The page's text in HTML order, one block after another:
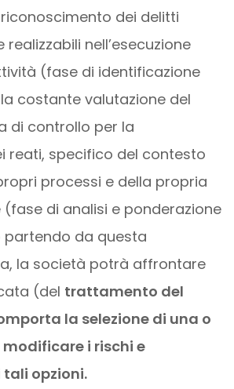
dei delitti
nell’esecuzione
(fase di identificazione
costante valutazione del
di controllo per la
reati, specifico del contesto
processi e della propria
(fase di analisi e ponderazione
partendo da questa
la società potrà affrontare
(del trattamento del
la selezione di una o
modificare i rischi e
tali opzioni.